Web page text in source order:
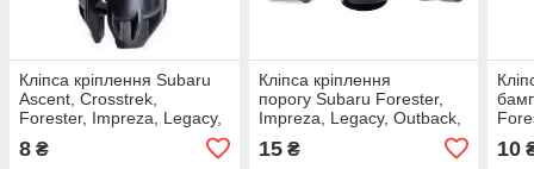
Кліпса кріплення Subaru
Ascent, Crosstrek,
Forester, Impreza, Legacy,
909140061
8 ₴
Кліпса кріплення
порогу Subaru Forester,
Impreza, Legacy, Outback,
OEM:909140020
15₴ 10